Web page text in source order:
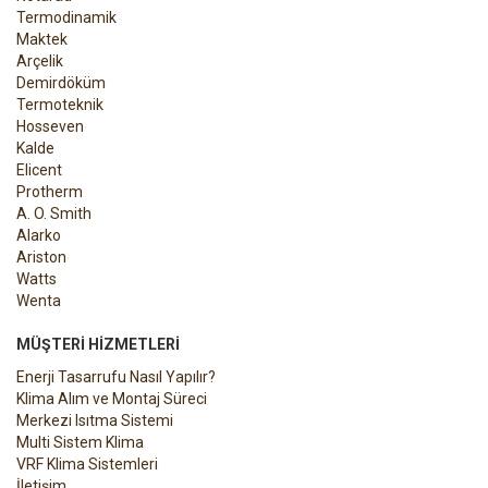
Termodinamik
Maktek
Arçelik
Demirdöküm
Termoteknik
Hosseven
Kalde
Elicent
Protherm
A. O. Smith
Alarko
Ariston
Watts
Wenta
MÜŞTERI HIZMETLERI
Enerji Tasarrufu Nasıl Yapılır?
Klima Alım ve Montaj Süreci
Merkezi Isıtma Sistemi
Multi Sistem Klima
VRF Klima Sistemleri